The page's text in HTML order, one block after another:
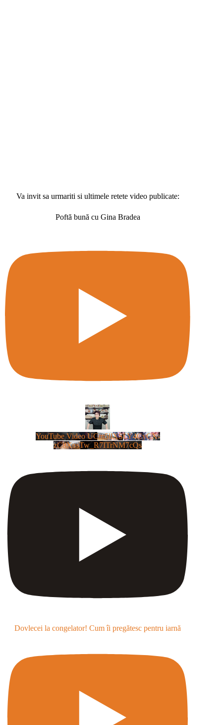
Va invit sa urmariti si ultimele retete video publicate:
Poftă bună cu Gina Bradea
YouTube Video UCm5llXSLY4CyCX-
zC8XosTw_R7ITrNM7cQs
Dovlecei la congelator! Cum îi pregătesc pentru iarnă